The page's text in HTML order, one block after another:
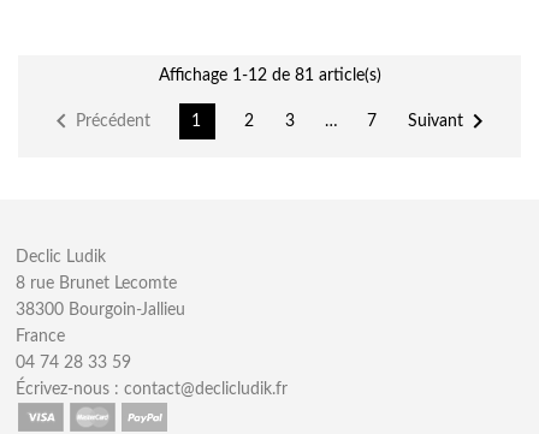
Affichage 1-12 de 81 article(s)
 Précédent 1 2 3 … 7 Suivant 
Declic Ludik
8 rue Brunet Lecomte
38300 Bourgoin-Jallieu
France
04 74 28 33 59
Écrivez-nous :contact@declicludik.fr